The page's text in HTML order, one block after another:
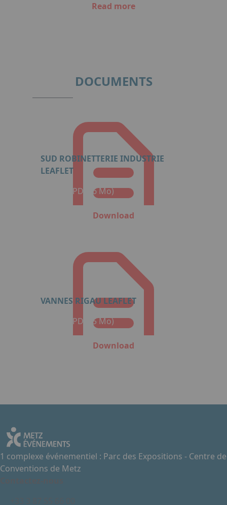
Read more
DOCUMENTS
SUD ROBINETTERIE INDUSTRIE
LEAFLET
Format: PDF (6 Mo)
Download
VANNES RIGAU LEAFLET
Format: PDF (5 Mo)
Download
1 complexe événementiel : Parc des Expositions - Centre de
Conventions de Metz